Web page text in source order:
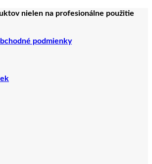
nielen na profesionálne použitie
podmienky